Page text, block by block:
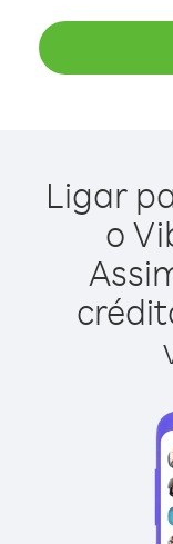
Ligar
o